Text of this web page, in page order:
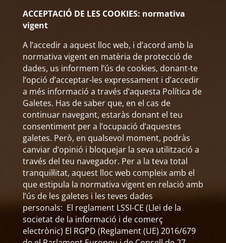
ACCEPTACIÓ DE LES COOKIES: normativa
vigent
A l’accedir a aquest lloc web, i d’acord amb la
normativa vigent en matèria de protecció de
dades, us informem l’ús de cookies, donant-te
l’opció d’acceptar-les expressament i d’accedir
a més informació a través d’aquesta Política de
Galetes. Has de saber que, en el cas de
continuar navegant, estaràs donant el teu
consentiment per a l’ocupació d’aquestes
galetes. Però, en qualsevol moment, podràs
canviar d’opinió i bloquejar la seva utilització a
través del teu navegador. Per a la teva total
tranquil·litat, aquest lloc web compleix amb el
que estipula la normativa vigent en relació amb
l’ús de les galetes i les teves dades
personals: El reglament LSSI-CE (Llei de la
societat de la informació i de comerç
electrònic) El RGPD (Reglament (UE) 2016/679